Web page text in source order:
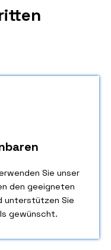
Sie unser
den geeigneten
unterstützen Sie
gewünscht.